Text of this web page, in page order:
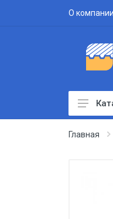
О компании
Главная